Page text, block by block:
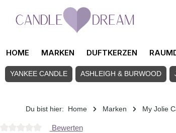
Zum Hauptinhalt springen
HOME MARKEN DUFTKERZEN
YANKEE CANDLE ASHLEIGH & BURWOOD
Du bist hier: Home Marken My Jolie
Bewerten